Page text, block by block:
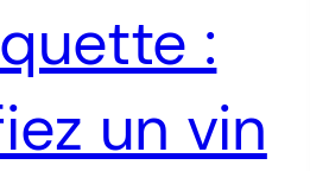
:
un vin